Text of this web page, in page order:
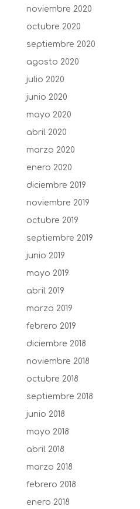
noviembre 2020
octubre 2020
septiembre 2020
agosto 2020
julio 2020
junio 2020
mayo 2020
abril 2020
marzo 2020
enero 2020
diciembre 2019
noviembre 2019
octubre 2019
septiembre 2019
junio 2019
mayo 2019
abril 2019
marzo 2019
febrero 2019
diciembre 2018
noviembre 2018
octubre 2018
septiembre 2018
junio 2018
mayo 2018
abril 2018
marzo 2018
febrero 2018
enero 2018